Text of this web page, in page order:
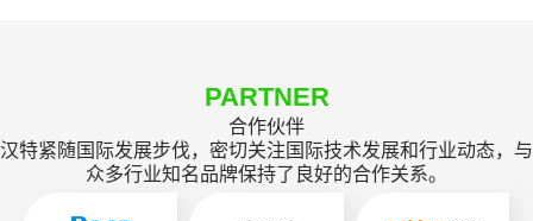
PARTNER
合作伙伴
汉特紧随国际发展步伐，密切关注国际技术发展和行业动态，与
众多行业知名品牌保持了良好的合作关系。